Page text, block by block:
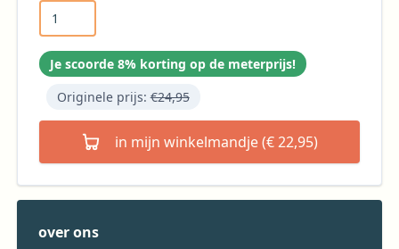
Je scoorde 8% korting op de meterprijs!
Originele prijs:€24,95
in mijn winkelmandje (€ 22,95)
over ons